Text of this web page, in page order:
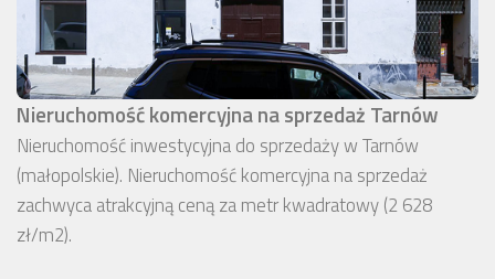
Nieruchomość komercyjna na sprzedaż Tarnów
Nieruchomość inwestycyjna do sprzedaży w Tarnów
(małopolskie). Nieruchomość komercyjna na sprzedaż
zachwyca atrakcyjną ceną za metr kwadratowy (2 628
zł/m2).